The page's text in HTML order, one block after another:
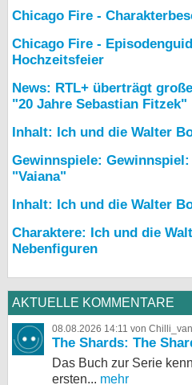
Chicago Fire -
Chicago Fire -
Hochzeitsfeier
News: RTL+ überträgt
"20 Jahre Sebastian Fitzek"
Inhalt: Ich und die Walter
Gewinnspiele:
"Vaiana"
Inhalt: Ich und die Walter
Charaktere: Ich und die
Nebenfiguren
AKTUELLE KOMMENTARE
08.08.2026 14:11 von
The Shards: The
Das Buch zur Serie
ersten... mehr